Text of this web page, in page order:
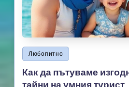
Posted
in
Любопитно
Как да пътуваме